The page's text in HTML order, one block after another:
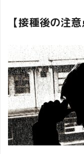
【接種後の注意